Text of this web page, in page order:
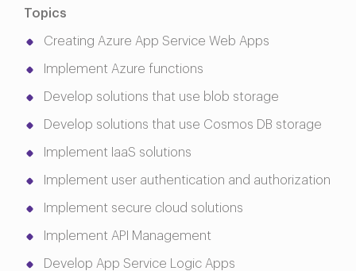
Topics
Creating Azure App Service Web Apps
Implement Azure functions
Develop solutions that use blob storage
Develop solutions that use Cosmos DB storage
Implement IaaS solutions
Implement user authentication and authorization
Implement secure cloud solutions
Implement API Management
Develop App Service Logic Apps